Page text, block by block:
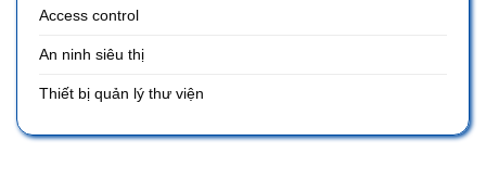
Access control
An ninh siêu thị
Thiết bị quản lý thư viện